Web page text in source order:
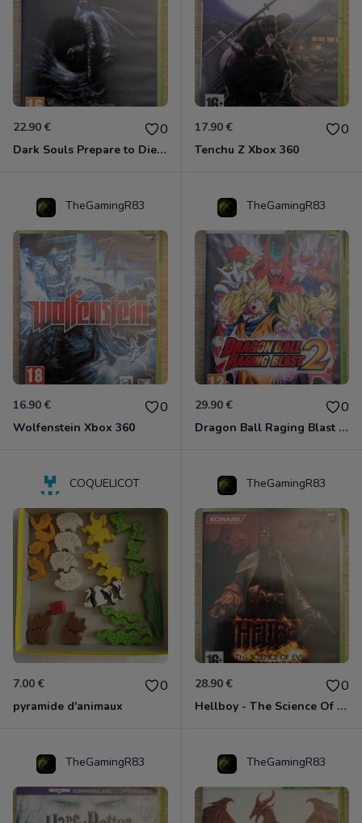
22.90 € 0
Dark Souls Prepare to Die Edition XBOX 360
17.90 € 0
Tenchu Z Xbox 360
TheGamingR83
16.90 € 0
Wolfenstein Xbox 360
TheGamingR83
29.90 € 0
Dragon Ball Raging Blast 2 Xbox 360
COQUELICOT
7.00 € 0
pyramide d'animaux
TheGamingR83
28.90 € 0
Hellboy - The Science Of Evil Xbox 360
TheGamingR83 TheGamingR83